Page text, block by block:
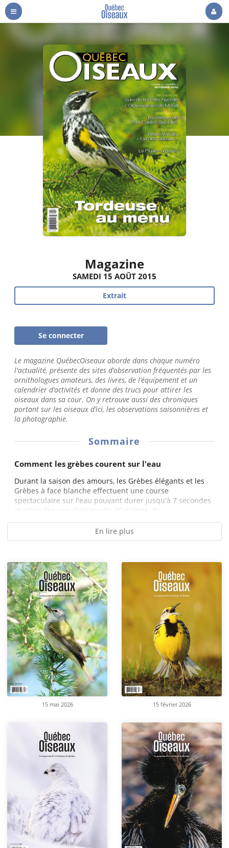
Magazine
SAMEDI 15 AOÛT 2015
Extrait
Se connecter
Le magazine QuébecOiseaux aborde dans chaque numéro
l'actualité, présente des sites d’observation fréquentés par les
ornithologues amateurs, des livres, de l’équipement et un
calendrier d’activités et donne des trucs pour attirer les
oiseaux dans sa cour. On y retrouve aussi des chroniques
portant sur les oiseaux d’ici, les observations saisonnières et
la photographie.
Sommaire
Comment les grèbes courent sur l'eau
Durant la saison des amours, les Grèbes élégants et les
Grèbes à face blanche effectuent une course
spectaculaire sur l'eau pouvant durer jusqu'à 7 secondes
et atteindre une distance de 20 mètres. Ils...
En lire plus
15 mai 2026 15 février 2026